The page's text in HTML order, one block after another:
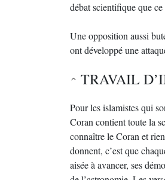
débat scientifique que ce
Une opposition aussi
ont développé une
TRAVAIL
Pour les islamistes qui
Coran contient toute la
connaître le Coran et
donnent, c’est que
aisée à avancer, ses